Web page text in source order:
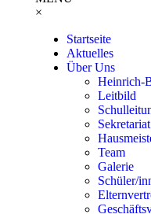
×
Startseite
Aktuelles
Über Uns
Heinrich-
Leitbild
Sekretariat
Team
Galerie
Schüler/